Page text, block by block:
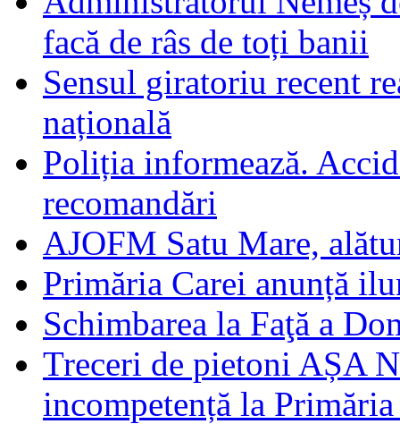
facă de râs de toți banii
Sensul giratoriu recent
națională
Poliția informează.
recomandări
AJOFM Satu Mare,
Primăria Carei anunță
Schimbarea la Faţă a
Treceri de pietoni AȘA
incompetență la